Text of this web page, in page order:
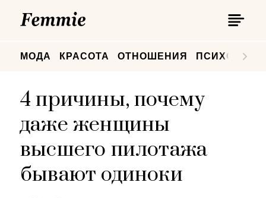
МОДА КРАСОТА ОТНОШЕНИЯ
4 причины, почему
даже женщины
высшего пилотажа
бывают одиноки